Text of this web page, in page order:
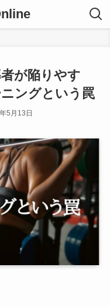
が陥りやす
ングという罠
5月13日